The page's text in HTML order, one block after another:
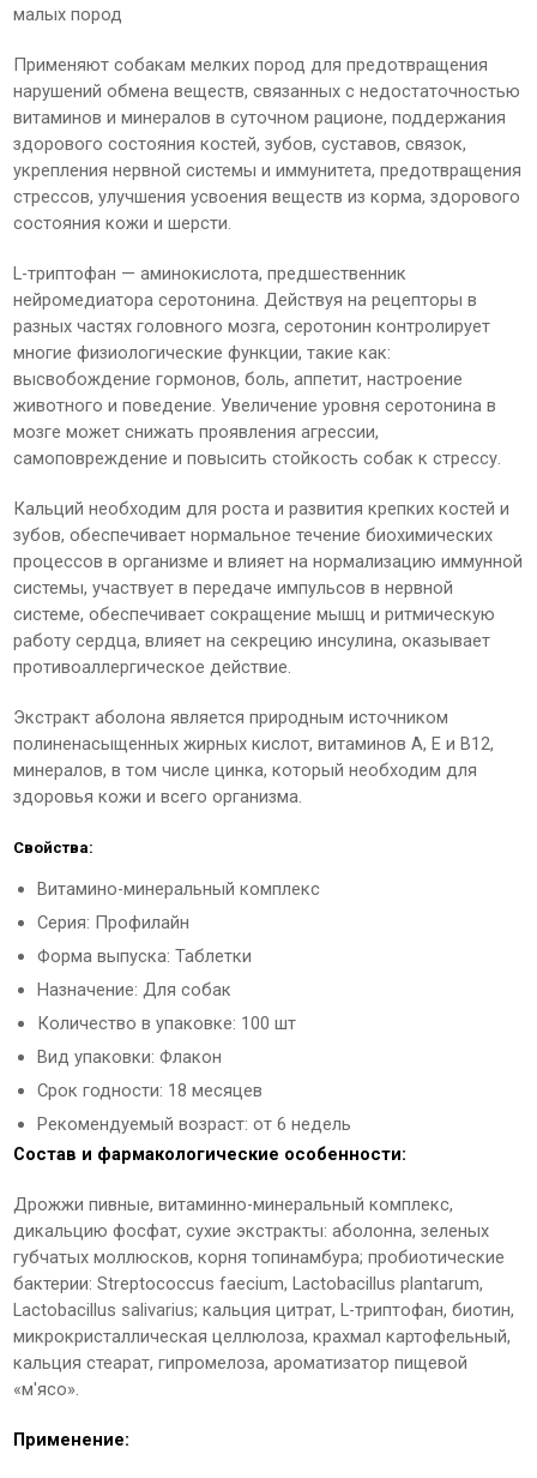
малых пород
Применяют собакам мелких пород для предотвращения
нарушений обмена веществ, связанных с недостаточностью
витаминов и минералов в суточном рационе, поддержания
здорового состояния костей, зубов, суставов, связок,
укрепления нервной системы и иммунитета, предотвращения
стрессов, улучшения усвоения веществ из корма, здорового
состояния кожи и шерсти.
L-триптофан — аминокислота, предшественник
нейромедиатора серотонина. Действуя на рецепторы в
разных частях головного мозга, серотонин контролирует
многие физиологические функции, такие как:
высвобождение гормонов, боль, аппетит, настроение
животного и поведение. Увеличение уровня серотонина в
мозге может снижать проявления агрессии,
самоповреждение и повысить стойкость собак к стрессу.
Кальций необходим для роста и развития крепких костей и
зубов, обеспечивает нормальное течение биохимических
процессов в организме и влияет на нормализацию иммунной
системы, участвует в передаче импульсов в нервной
системе, обеспечивает сокращение мышц и ритмическую
работу сердца, влияет на секрецию инсулина, оказывает
противоаллергическое действие.
Экстракт аболона является природным источником
полиненасыщенных жирных кислот, витаминов А, Е и В12,
минералов, в том числе цинка, который необходим для
здоровья кожи и всего организма.
Свойства:
Витамино-минеральный комплекс
Серия: Профилайн
Форма выпуска: Таблетки
Назначение: Для собак
Количество в упаковке: 100 шт
Вид упаковки: Флакон
Срок годности: 18 месяцев
Рекомендуемый возраст: от 6 недель
Состав и фармакологические особенности:
Дрожжи пивные, витаминно-минеральный комплекс,
дикальцию фосфат, сухие экстракты: аболонна, зеленых
губчатых моллюсков, корня топинамбура; пробиотические
бактерии: Streptococcus faecium, Lactobacillus plantarum,
Lactobacillus salivarius; кальция цитрат, L-триптофан, биотин,
микрокристаллическая целлюлоза, крахмал картофельный,
кальция стеарат, гипромелоза, ароматизатор пищевой
«м'ясо».
Применение: